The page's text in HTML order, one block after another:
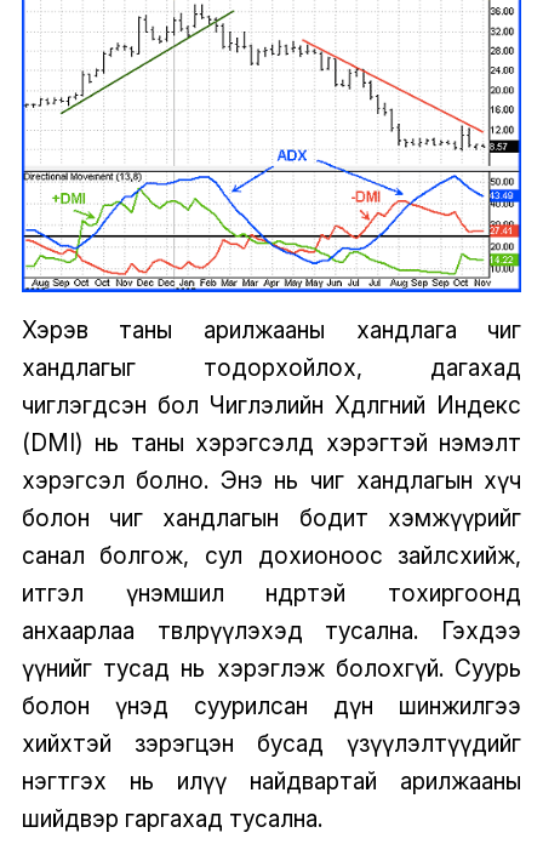
Хэрэв таны арилжааны хандлага чиг
хандлагыг тодорхойлох, дагахад
чиглэгдсэн бол Чиглэлийн Хөдөлгөөний Индекс
(DMI) нь таны хэрэгсэлд хэрэгтэй нэмэлт
хэрэгсэл болно. Энэ нь чиг хандлагын хүч
болон чиг хандлагын бодит хэмжүүрийг
санал болгож, сул дохионоос зайлсхийж,
итгэл үнэмшил өндөртэй тохиргоонд
анхаарлаа төвлөрүүлэхэд тусална. Гэхдээ
үүнийг тусад нь хэрэглэж болохгүй. Суурь
болон үнэд суурилсан дүн шинжилгээ
хийхтэй зэрэгцэн бусад үзүүлэлтүүдийг
нэгтгэх нь илүү найдвартай арилжааны
шийдвэр гаргахад тусална.